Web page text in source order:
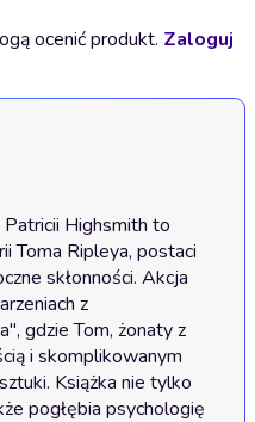
ocenić produkt. Zaloguj
Highsmith to
Toma Ripleya, postaci
skłonności. Akcja
z
gdzie Tom, żonaty z
i skomplikowanym
Książka nie tylko
pogłębia psychologię